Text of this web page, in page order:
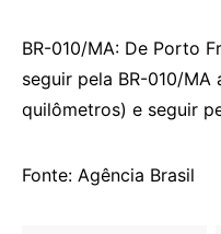
BR-010/MA: De Porto
seguir pela BR-010/
quilômetros) e seguir
Fonte: Agência Brasil